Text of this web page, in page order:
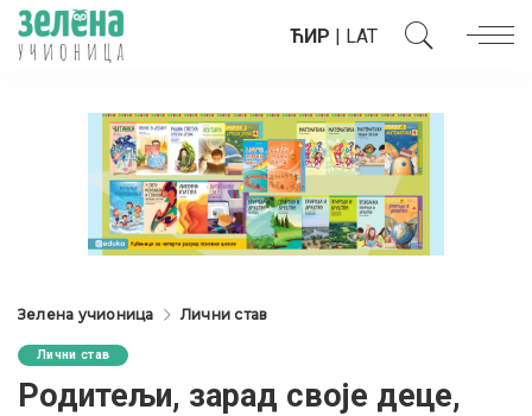
ЋИР | LAT
Зелена учионица Лични став
Лични став
Родитељи, зарад своје деце,